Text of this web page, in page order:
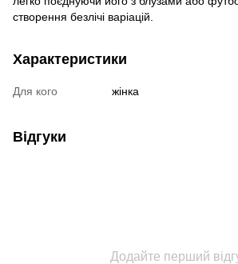
створення безлічі варіацій.
Характеристики
Для кого жінка
Відгуки
Додайте перший